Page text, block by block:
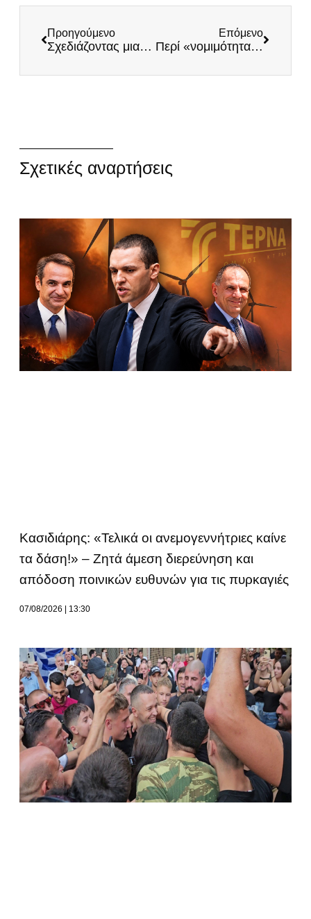
Προηγούμενο
Σχεδιάζοντας μια άλλη πορεία για την Εθνική Κυριαρχία
Επόμενο
Περί «νομιμότητας»…
Σχετικές αναρτήσεις
Κασιδιάρης: «Τελικά οι ανεμογεννήτριες καίνε
τα δάση!» – Ζητά άμεση διερεύνηση και
απόδοση ποινικών ευθυνών για τις πυρκαγιές
07/08/2026 13:30